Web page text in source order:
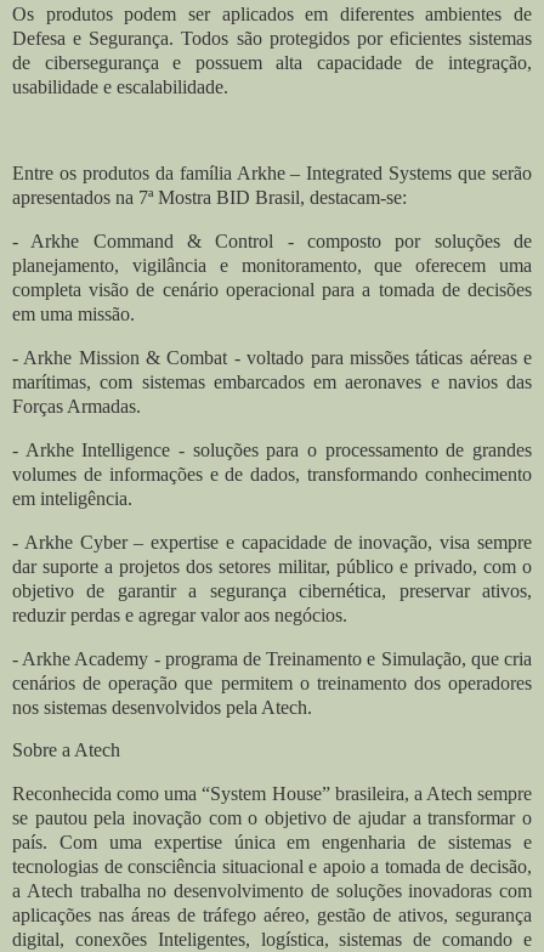
Os produtos podem ser aplicados em diferentes ambientes de
Defesa e Segurança. Todos são protegidos por eficientes sistemas
de cibersegurança e possuem alta capacidade de integração,
usabilidade e escalabilidade.
Entre os produtos da família Arkhe – Integrated Systems que serão
apresentados na 7ª Mostra BID Brasil, destacam-se:
- Arkhe Command & Control - composto por soluções de
planejamento, vigilância e monitoramento, que oferecem uma
completa visão de cenário operacional para a tomada de decisões
em uma missão.
- Arkhe Mission & Combat - voltado para missões táticas aéreas e
marítimas, com sistemas embarcados em aeronaves e navios das
Forças Armadas.
- Arkhe Intelligence - soluções para o processamento de grandes
volumes de informações e de dados, transformando conhecimento
em inteligência.
- Arkhe Cyber – expertise e capacidade de inovação, visa sempre
dar suporte a projetos dos setores militar, público e privado, com o
objetivo de garantir a segurança cibernética, preservar ativos,
reduzir perdas e agregar valor aos negócios.
- Arkhe Academy - programa de Treinamento e Simulação, que cria
cenários de operação que permitem o treinamento dos operadores
nos sistemas desenvolvidos pela Atech.
Sobre a Atech
Reconhecida como uma “System House” brasileira, a Atech sempre
se pautou pela inovação com o objetivo de ajudar a transformar o
país. Com uma expertise única em engenharia de sistemas e
tecnologias de consciência situacional e apoio a tomada de decisão,
a Atech trabalha no desenvolvimento de soluções inovadoras com
aplicações nas áreas de tráfego aéreo, gestão de ativos, segurança
digital, conexões Inteligentes, logística, sistemas de comando e